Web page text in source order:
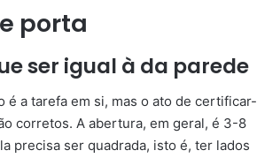
porta
ser igual à da parede
a tarefa em si, mas o ato de certificar-
corretos. A abertura, em geral, é 3-8
precisa ser quadrada, isto é, ter lados